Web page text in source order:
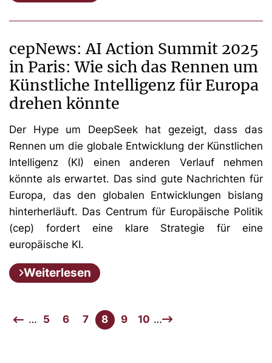
cepNews: AI Action Summit 2025
in Paris: Wie sich das Rennen um
Künstliche Intelligenz für Europa
drehen könnte
Der Hype um DeepSeek hat gezeigt, dass das
Rennen um die globale Entwicklung der Künstlichen
Intelligenz (KI) einen anderen Verlauf nehmen
könnte als erwartet. Das sind gute Nachrichten für
Europa, das den globalen Entwicklungen bislang
hinterherläuft. Das Centrum für Europäische Politik
(cep) fordert eine klare Strategie für eine
europäische KI.
Weiterlesen
… 5 6 7 8 9 10 …